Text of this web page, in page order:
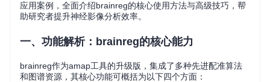
应用案例，全面介绍brainreg的核心使用方法与高级技巧，帮
助研究者提升神经影像分析效率。
一、功能解析：brainreg的核心能力
brainreg作为amap工具的升级版，集成了多种先进配准算法
和图谱资源，其核心功能可概括为以下四个方面：